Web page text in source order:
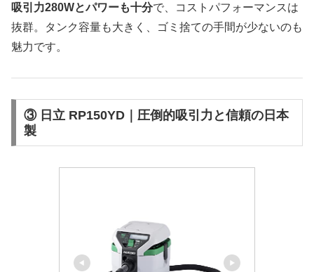
吸引力280Wとパワーも十分で、コストパフォーマンスは
抜群。タンク容量も大きく、ゴミ捨ての手間が少ないのも
魅力です。
③ 日立 RP150YD｜圧倒的吸引力と信頼の日本
製